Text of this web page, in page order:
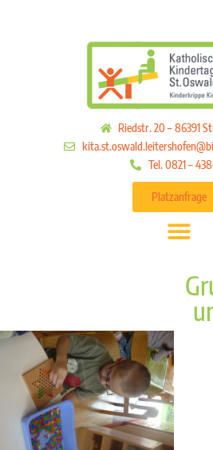
Riedstr. 20 – 86391
Tel. 0821 –
Platzanfrage